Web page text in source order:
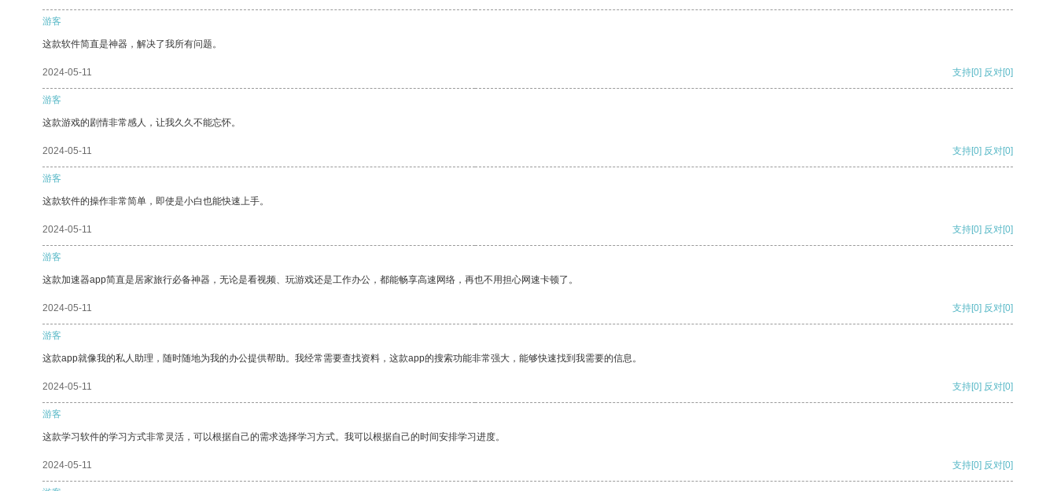
游客
这款软件简直是神器，解决了我所有问题。
2024-05-11 支持[0] 反对[0]
游客
这款游戏的剧情非常感人，让我久久不能忘怀。
2024-05-11 支持[0] 反对[0]
游客
这款软件的操作非常简单，即使是小白也能快速上手。
2024-05-11 支持[0] 反对[0]
游客
这款加速器app简直是居家旅行必备神器，无论是看视频、玩游戏还是工作办公，都能畅享高速网络，再也不用担心网速卡顿了。
2024-05-11 支持[0] 反对[0]
游客
这款app就像我的私人助理，随时随地为我的办公提供帮助。我经常需要查找资料，这款app的搜索功能非常强大，能够快速找到我需要的信息。
2024-05-11 支持[0] 反对[0]
游客
这款学习软件的学习方式非常灵活，可以根据自己的需求选择学习方式。我可以根据自己的时间安排学习进度。
2024-05-11 支持[0] 反对[0]